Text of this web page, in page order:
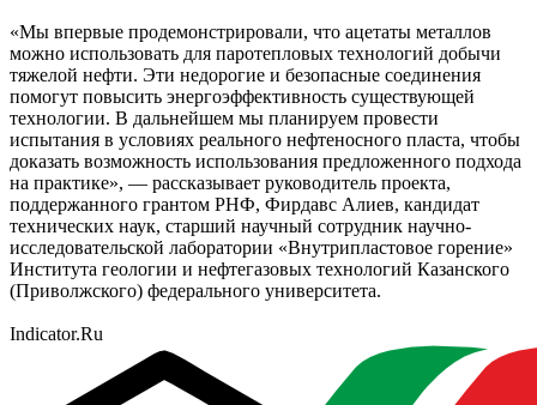
«Мы впервые продемонстрировали, что ацетаты металлов
можно использовать для паротепловых технологий добычи
тяжелой нефти. Эти недорогие и безопасные соединения
помогут повысить энергоэффективность существующей
технологии. В дальнейшем мы планируем провести
испытания в условиях реального нефтеносного пласта, чтобы
доказать возможность использования предложенного подхода
на практике», — рассказывает руководитель проекта,
поддержанного грантом РНФ, Фирдавс Алиев, кандидат
технических наук, старший научный сотрудник научно-
исследовательской лаборатории «Внутрипластовое горение»
Института геологии и нефтегазовых технологий Казанского
(Приволжского) федерального университета.
Indicator.Ru